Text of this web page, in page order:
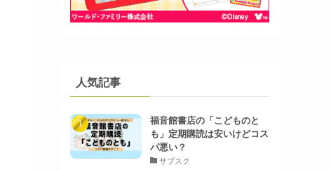
人気記事
福音館書店の「こどものと
も」定期購読は安いけどコス
パ悪い？
サブスク